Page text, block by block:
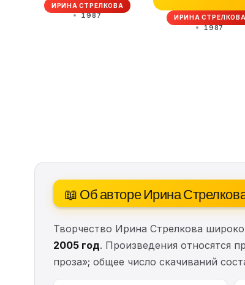
ИРИНА СТРЕЛКОВА
1987 ИРИНА СТРЕЛКОВА
1987
📖 Об авторе Ирина
Творчество Ирина Стрелкова
2005 год. Произведения относятся
проза»; общее число скачиваний